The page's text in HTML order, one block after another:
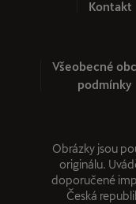
Kontakt
Všeobecné
podmínky
Obrázky jsou
originálu.
doporučené
Česká